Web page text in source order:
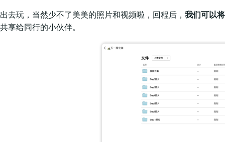
出去玩，当然少不了美美的照片和视频啦，回程后， 我们可以
共享给同行的小伙伴。